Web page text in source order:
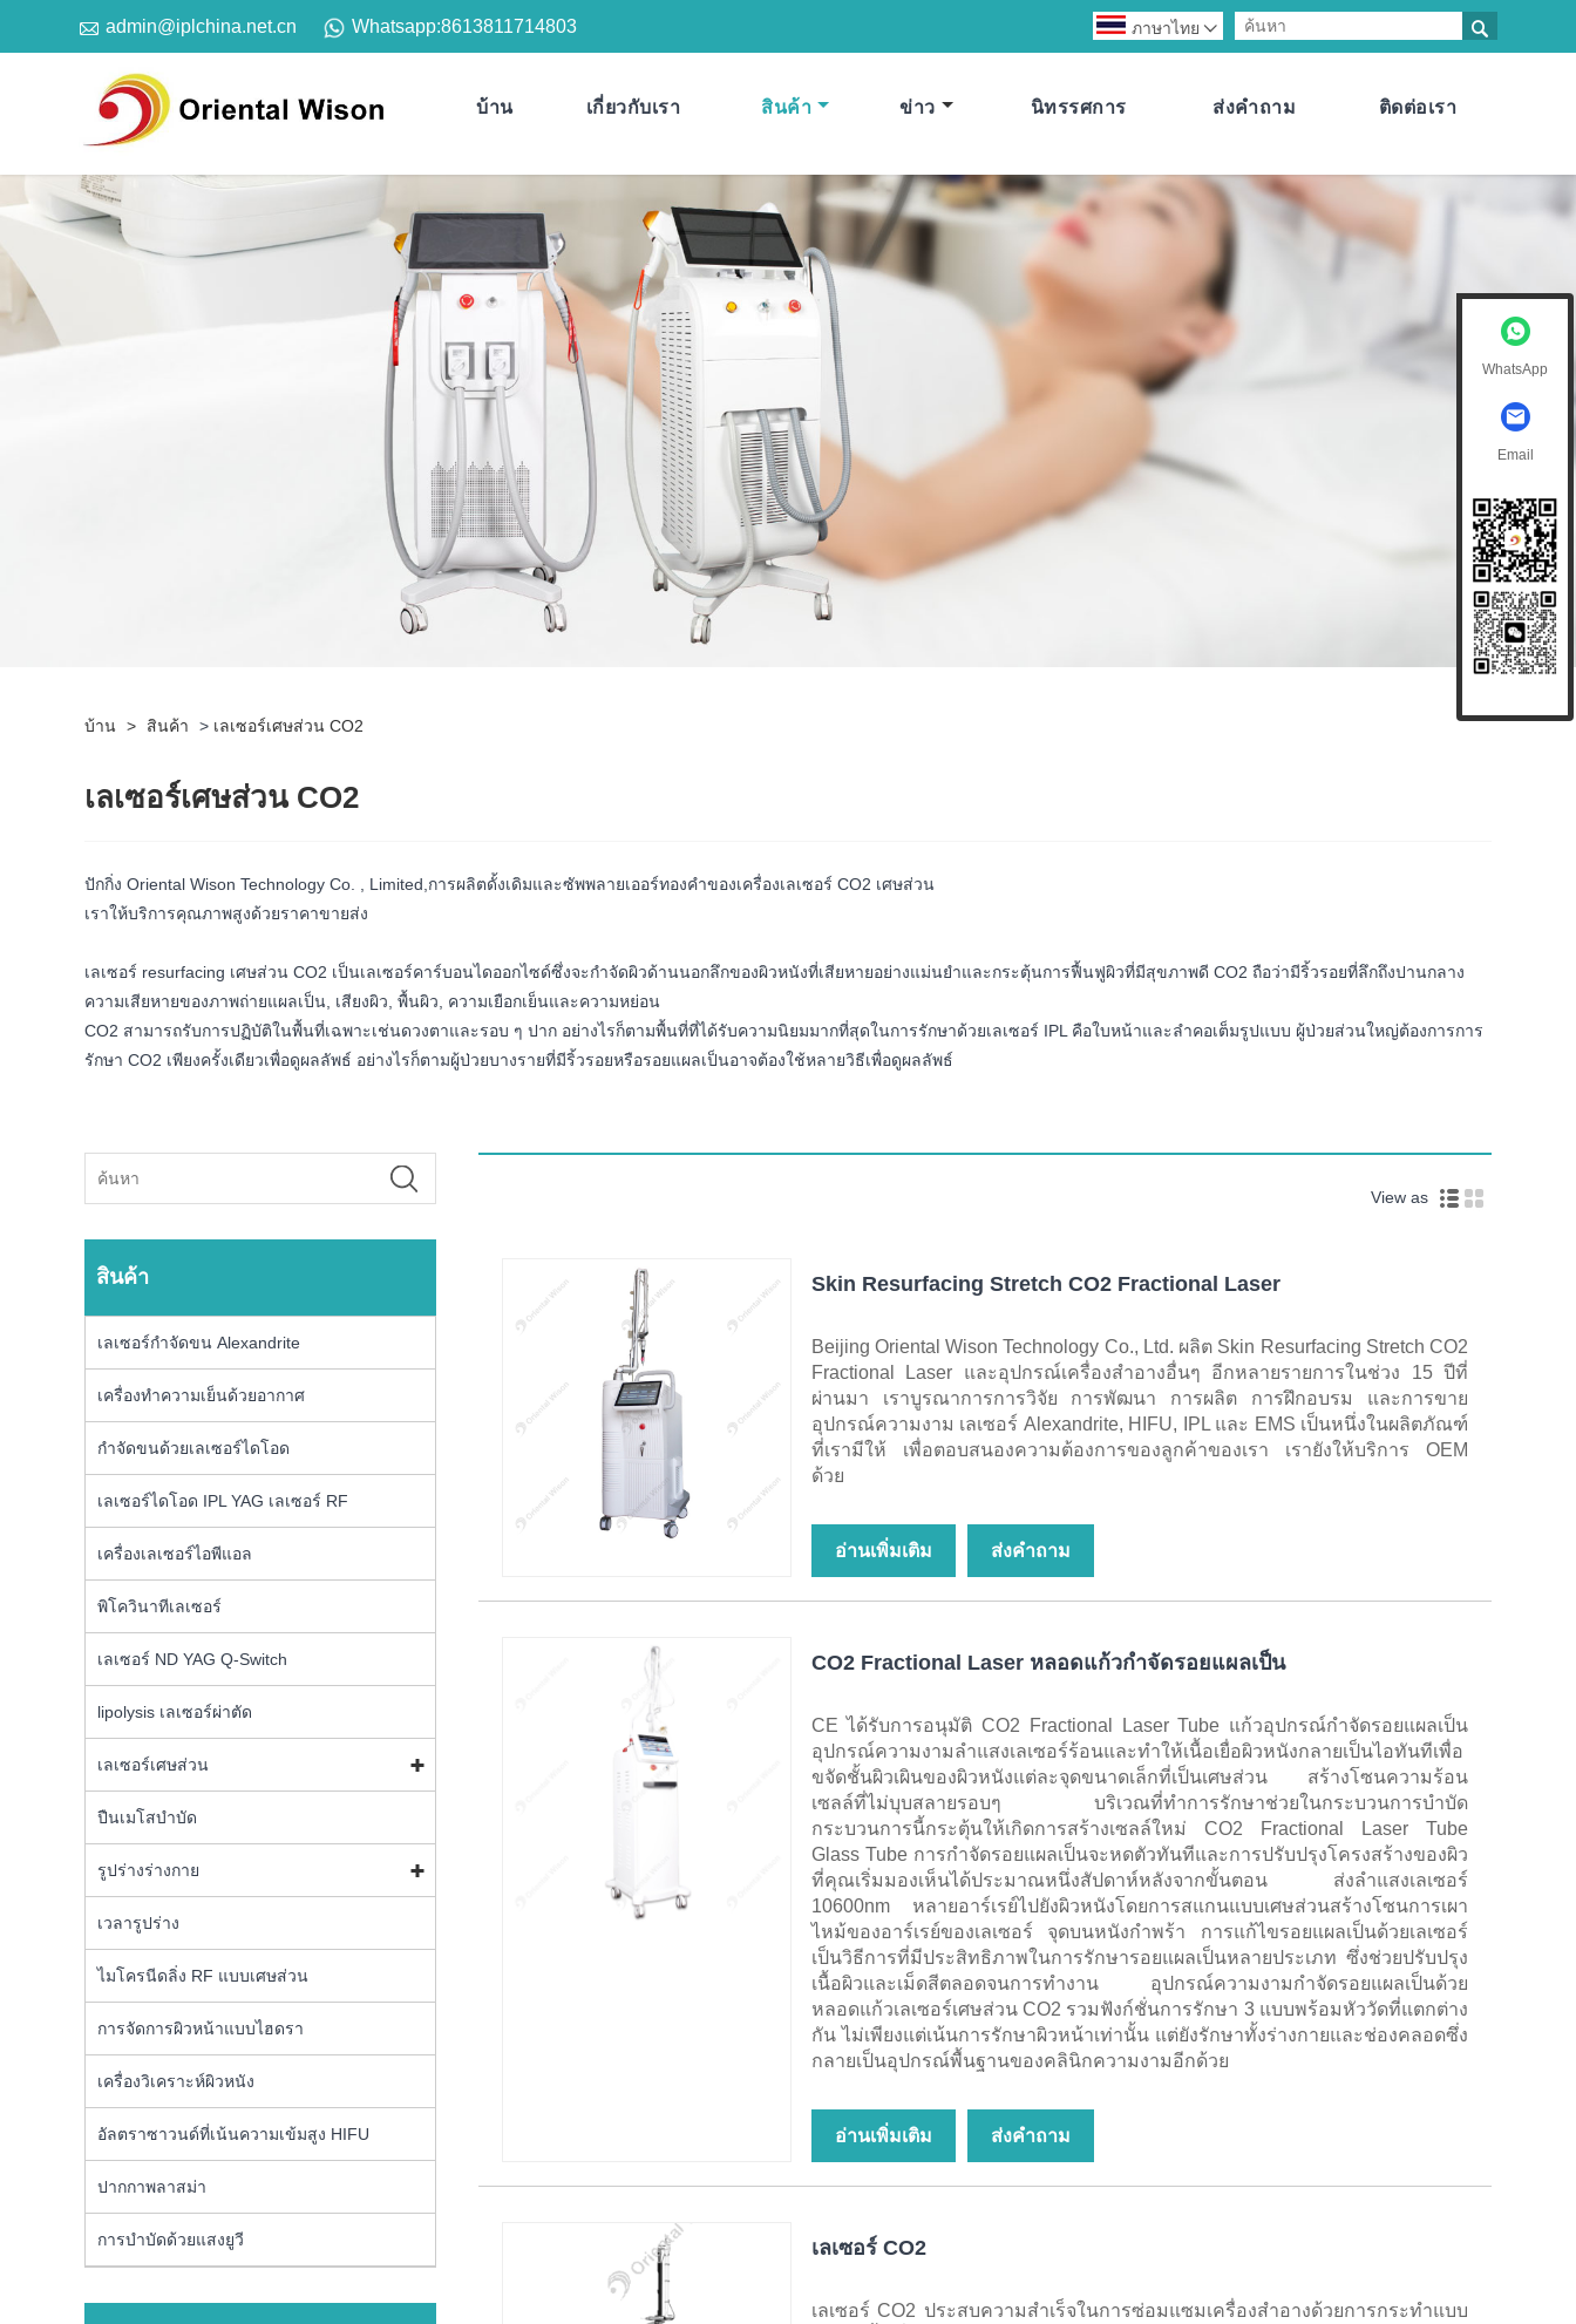
 admin@iplchina.net.cn Whatsapp:8613811714803 
ภาษาไทย 
บ้าน เกี่ยวกับเรา สินค้า ข่าว นิทรรศการ ส่งคำถาม ติดต่อเรา
บ้าน > สินค้า > เลเซอร์เศษส่วน CO2
เลเซอร์เศษส่วน CO2
ปักกิ่ง Oriental Wison Technology Co. , Limited,การผลิตดั้งเดิมและซัพพลายเออร์ทองคำของเครื่องเลเซอร์ CO2 เศษส่วน
เราให้บริการคุณภาพสูงด้วยราคาขายส่ง
เลเซอร์ resurfacing เศษส่วน CO2 เป็นเลเซอร์คาร์บอนไดออกไซด์ซึ่งจะกำจัดผิวด้านนอกลึกของผิวหนังที่เสียหายอย่างแม่นยำและกระตุ้นการฟื้นฟูผิวที่มีสุขภาพดี CO2 ถือว่ามีริ้วรอยที่ลึกถึงปานกลาง
ความเสียหายของภาพถ่ายแผลเป็น, เสียงผิว, พื้นผิว, ความเยือกเย็นและความหย่อน
CO2 สามารถรับการปฏิบัติในพื้นที่เฉพาะเช่นดวงตาและรอบ ๆ ปาก อย่างไรก็ตามพื้นที่ที่ได้รับความนิยมมากที่สุดในการรักษาด้วยเลเซอร์ IPL คือใบหน้าและลำคอเต็มรูปแบบ ผู้ป่วยส่วนใหญ่ต้องการการ
รักษา CO2 เพียงครั้งเดียวเพื่อดูผลลัพธ์ อย่างไรก็ตามผู้ป่วยบางรายที่มีริ้วรอยหรือรอยแผลเป็นอาจต้องใช้หลายวิธีเพื่อดูผลลัพธ์
สินค้า
เลเซอร์กำจัดขน Alexandrite
เครื่องทำความเย็นด้วยอากาศ
กำจัดขนด้วยเลเซอร์ไดโอด
เลเซอร์ไดโอด IPL YAG เลเซอร์ RF
เครื่องเลเซอร์ไอพีแอล
พิโควินาทีเลเซอร์
เลเซอร์ ND YAG Q-Switch
lipolysis เลเซอร์ผ่าตัด
เลเซอร์เศษส่วน
ปืนเมโสบำบัด
รูปร่างร่างกาย
เวลารูปร่าง
ไมโครนีดลิ่ง RF แบบเศษส่วน
การจัดการผิวหน้าแบบไฮดรา
เครื่องวิเคราะห์ผิวหนัง
อัลตราซาวนด์ที่เน้นความเข้มสูง HIFU
ปากกาพลาสม่า
การบำบัดด้วยแสงยูวี
View as
Skin Resurfacing Stretch CO2 Fractional Laser
Beijing Oriental Wison Technology Co., Ltd. ผลิต Skin Resurfacing Stretch CO2
Fractional Laser และอุปกรณ์เครื่องสำอางอื่นๆ อีกหลายรายการในช่วง 15 ปีที่
ผ่านมา เราบูรณาการการวิจัย การพัฒนา การผลิต การฝึกอบรม และการขาย
อุปกรณ์ความงาม เลเซอร์ Alexandrite, HIFU, IPL และ EMS เป็นหนึ่งในผลิตภัณฑ์
ที่เรามีให้ เพื่อตอบสนองความต้องการของลูกค้าของเรา เรายังให้บริการ OEM
ด้วย
อ่านเพิ่มเติม ส่งคำถาม
CO2 Fractional Laser หลอดแก้วกำจัดรอยแผลเป็น
CE ได้รับการอนุมัติ CO2 Fractional Laser Tube แก้วอุปกรณ์กำจัดรอยแผลเป็น
อุปกรณ์ความงามลำแสงเลเซอร์ร้อนและทำให้เนื้อเยื่อผิวหนังกลายเป็นไอทันทีเพื่อ
ขจัดชั้นผิวเผินของผิวหนังแต่ละจุดขนาดเล็กที่เป็นเศษส่วน สร้างโซนความร้อน
เซลล์ที่ไม่บุบสลายรอบๆ บริเวณที่ทำการรักษาช่วยในกระบวนการบำบัด
กระบวนการนี้กระตุ้นให้เกิดการสร้างเซลล์ใหม่ CO2 Fractional Laser Tube
Glass Tube การกำจัดรอยแผลเป็นจะหดตัวทันทีและการปรับปรุงโครงสร้างของผิว
ที่คุณเริ่มมองเห็นได้ประมาณหนึ่งสัปดาห์หลังจากขั้นตอน ส่งลำแสงเลเซอร์
10600nm หลายอาร์เรย์ไปยังผิวหนังโดยการสแกนแบบเศษส่วนสร้างโซนการเผา
ไหม้ของอาร์เรย์ของเลเซอร์ จุดบนหนังกำพร้า การแก้ไขรอยแผลเป็นด้วยเลเซอร์
เป็นวิธีการที่มีประสิทธิภาพในการรักษารอยแผลเป็นหลายประเภท ซึ่งช่วยปรับปรุง
เนื้อผิวและเม็ดสีตลอดจนการทำงาน อุปกรณ์ความงามกำจัดรอยแผลเป็นด้วย
หลอดแก้วเลเซอร์เศษส่วน CO2 รวมฟังก์ชั่นการรักษา 3 แบบพร้อมหัววัดที่แตกต่าง
กัน ไม่เพียงแต่เน้นการรักษาผิวหน้าเท่านั้น แต่ยังรักษาทั้งร่างกายและช่องคลอดซึ่ง
กลายเป็นอุปกรณ์พื้นฐานของคลินิกความงามอีกด้วย
อ่านเพิ่มเติม ส่งคำถาม
เลเซอร์ CO2
เลเซอร์ CO2 ประสบความสำเร็จในการซ่อมแซมเครื่องสำอางด้วยการกระทำแบบ
WhatsApp
Email